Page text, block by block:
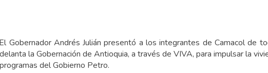
Gobernador Andrés Julián presentó a los integrantes de Camacol de
la Gobernación de Antioquia, a través de VIVA, para impulsar la
del Gobierno Petro.